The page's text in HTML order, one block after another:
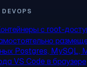
с root-
Postgres, MySQL,
VS Code в браузере